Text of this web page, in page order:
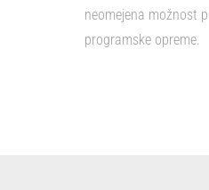
neomejena možnost
programske opreme.